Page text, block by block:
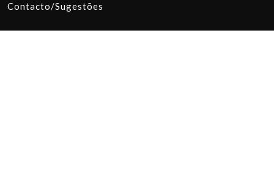
Contacto/Sugestões